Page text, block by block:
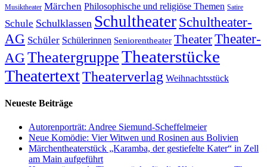
Musiktheater Märchen Philosophische und religiöse Themen Satire
Schule Schulklassen Schultheater Schultheater-
AG Schüler Schülerinnen Seniorentheater TheaterTheater-
AGTheatergruppeTheaterstücke
TheatertextTheaterverlag Weihnachtsstück
Neueste Beiträge
Autorenporträt: Andree Siemund-Scheffelmeier
Neue Komödie: Vier Witwen und Rosinen aus Bolivien
Märchentheaterstück „Karamba, der gestiefelte Kater“ in Zell
am Main aufgeführt